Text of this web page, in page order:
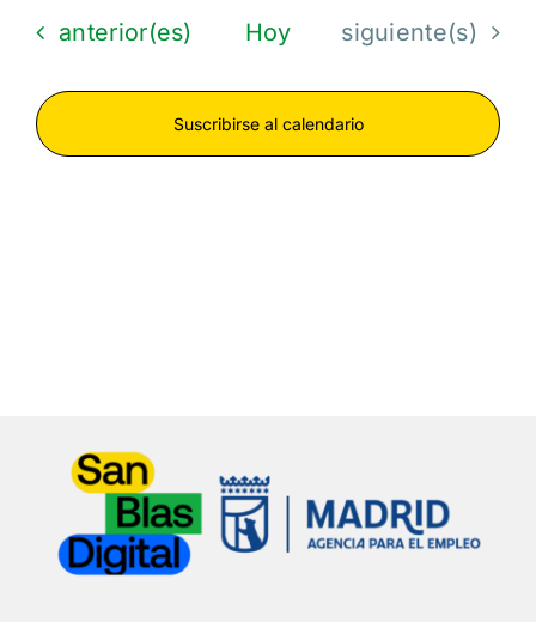
Eventos
anterior(es) Hoy Eventos
siguiente(s)
Suscribirse al calendario